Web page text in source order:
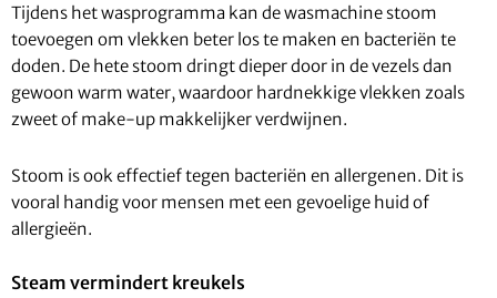
Tijdens het wasprogramma kan de wasmachine stoom
toevoegen om vlekken beter los te maken en bacteriën te
doden. De hete stoom dringt dieper door in de vezels dan
gewoon warm water, waardoor hardnekkige vlekken zoals
zweet of make-up makkelijker verdwijnen.
Stoom is ook effectief tegen bacteriën en allergenen. Dit is
vooral handig voor mensen met een gevoelige huid of
allergieën.
Steam vermindert kreukels